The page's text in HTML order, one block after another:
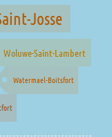
Josse
Woluwe-Saint-Lambert
Watermael-Boitsfort